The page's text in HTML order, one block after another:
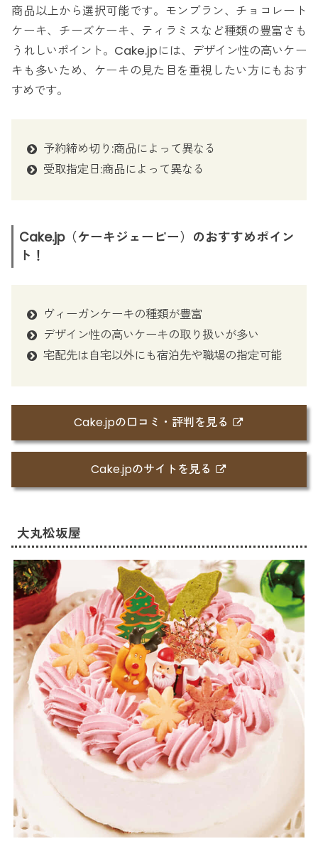
商品以上から選択可能です。モンブラン、チョコレート
ケーキ、チーズケーキ、ティラミスなど種類の豊富さも
うれしいポイント。Cake.jpには、デザイン性の高いケー
キも多いため、ケーキの見た目を重視したい方にもおす
すめです。
予約締め切り:商品によって異なる
受取指定日:商品によって異なる
Cake.jp（ケーキジェーピー）のおすすめポイン
ト！
ヴィーガンケーキの種類が豊富
デザイン性の高いケーキの取り扱いが多い
宅配先は自宅以外にも宿泊先や職場の指定可能
Cake.jpの口コミ・評判を見る
Cake.jpのサイトを見る
大丸松坂屋